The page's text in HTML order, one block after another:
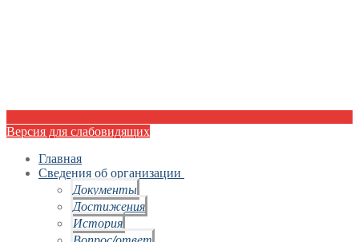
Версия для слабовидящих
Главная
Сведения об организации
Документы
Достижения
История